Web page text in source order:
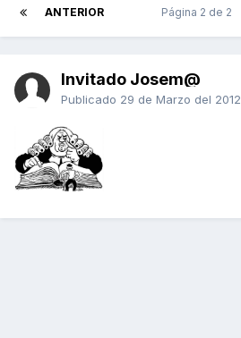
ANTERIOR Página 2 de 2
Invitado Josem@
Publicado 29 de Marzo del 2012